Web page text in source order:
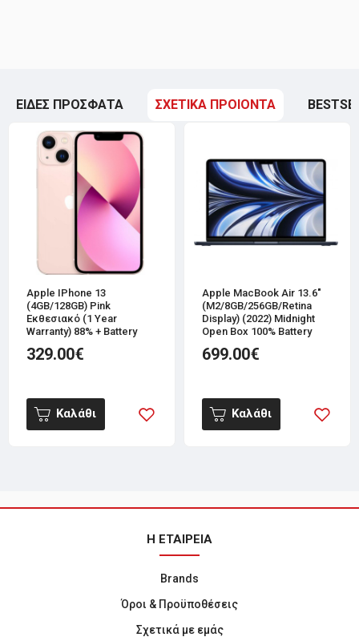
ΕΙΔΕΣ ΠΡΟΣΦΑΤΑ ΣΧΕΤΙΚΑ ΠΡΟΙΟΝΤΑ
Apple IPhone 13
(4GB/128GB) Pink
Εκθεσιακό (1 Year
Warranty) 88% + Battery
329.00€
Καλάθι
Apple MacBook Air 13.6"
(M2/8GB/256GB/Retina
Display) (2022) Midnight
Open Box 100% Battery
699.00€
Καλάθι
Η ΕΤΑΙΡΕΙΑ
Brands
Όροι & Προϋποθέσεις
Σχετικά με εμάς